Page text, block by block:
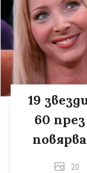
19
60
20